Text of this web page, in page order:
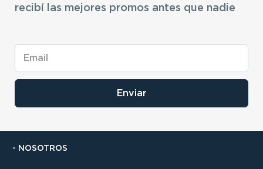
recibí las mejores promos antes que nadie
Enviar
- NOSOTROS